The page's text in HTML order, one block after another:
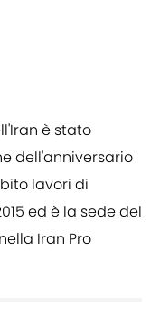
è stato
dell'anniversario
lavori di
ed è la sede del
Iran Pro